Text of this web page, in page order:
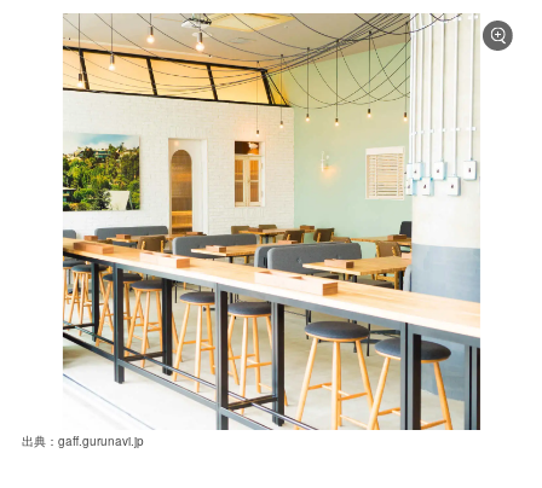
出典：gaff.gurunavi.jp